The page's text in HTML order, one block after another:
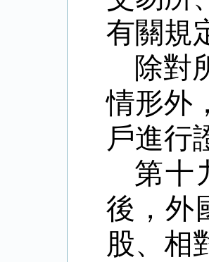
有關規
除對
情形外
戶進行
第十
後，外
股、相